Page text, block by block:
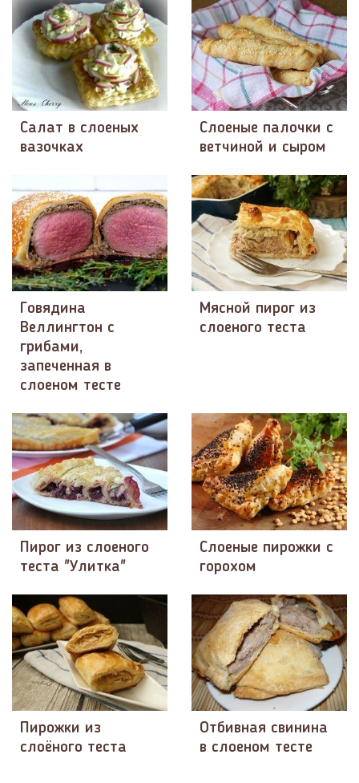
Салат в слоеных
вазочках
Слоеные палочки с
ветчиной и сыром
Говядина
Веллингтон с
грибами,
запеченная в
слоеном тесте
Мясной пирог из
слоеного теста
Пирог из слоеного
теста "Улитка"
Слоеные пирожки с
горохом
Пирожки из
слоёного теста
Отбивная свинина
в слоеном тесте